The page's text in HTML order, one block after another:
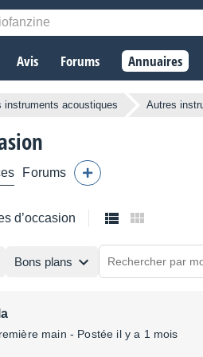
Avis Forums Annuaires
instruments acoustiques Autres
Forums
d’occasion
Bons plans
main - Postée il y a 1 mois